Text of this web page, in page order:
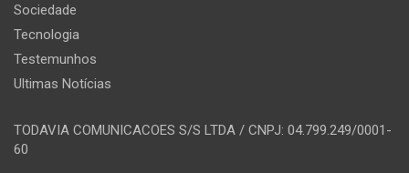
Sociedade
Tecnologia
Testemunhos
Ultimas Notícias
TODAVIA COMUNICACOES S/S LTDA / CNPJ: 04.799.249/0001-
60